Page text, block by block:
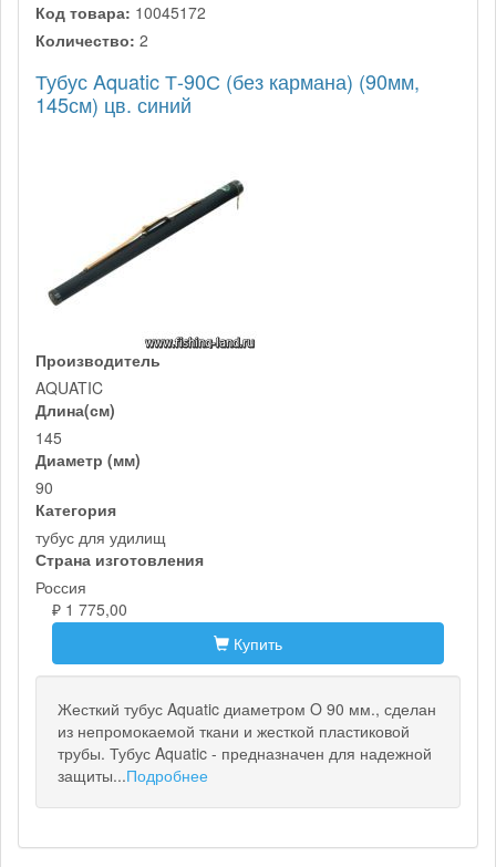
Код товара: 10045172
Количество: 2
Тубус Aquatic Т-90С (без кармана) (90мм,
145см) цв. синий
Производитель
AQUATIC
Длина(см)
145
Диаметр (мм)
90
Категория
тубус для удилищ
Страна изготовления
Россия
₽ 1 775,00
Купить
Жесткий тубус Aquatic диаметром O 90 мм., сделан
из непромокаемой ткани и жесткой пластиковой
трубы. Тубус Aquatic - предназначен для надежной
защиты...Подробнее